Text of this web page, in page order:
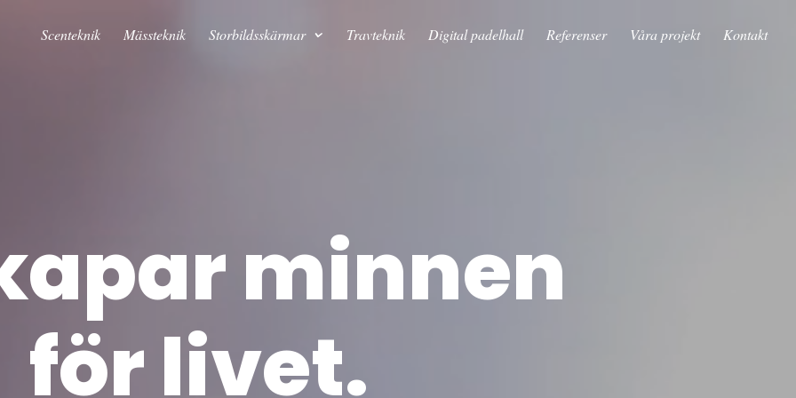
Scenteknik Mässteknik Storbildsskärmar Travteknik Digital padelhall Referenser Våra projekt Kontakt
minnen
för livet.